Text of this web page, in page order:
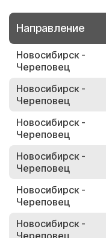
Направление
Новосибирск -
Череповец
Новосибирск -
Череповец
Новосибирск -
Череповец
Новосибирск -
Череповец
Новосибирск -
Череповец
Новосибирск -
Череповец